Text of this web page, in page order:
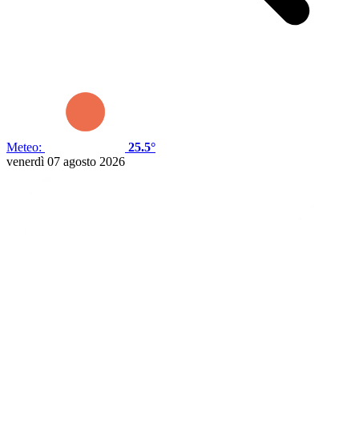
Meteo:
25.5°
venerdì 07 agosto 2026